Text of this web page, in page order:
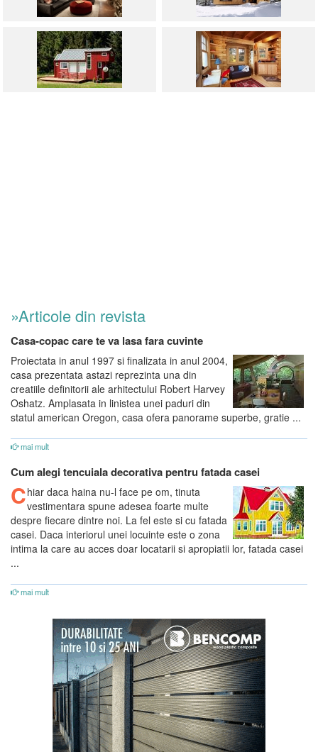
»Articole din revista
Casa-copac care te va lasa fara cuvinte
Proiectata in anul 1997 si finalizata in anul 2004,
casa prezentata astazi reprezinta una din
creatiile definitorii ale arhitectului Robert Harvey
Oshatz. Amplasata in linistea unei paduri din
statul american Oregon, casa ofera panorame superbe, gratie ...
mai mult
Cum alegi tencuiala decorativa pentru fatada casei
Chiar daca haina nu-l face pe om, tinuta
vestimentara spune adesea foarte multe
despre fiecare dintre noi. La fel este si cu fatada
casei. Daca interiorul unei locuinte este o zona
intima la care au acces doar locatarii si apropiatii lor, fatada casei
...
mai mult